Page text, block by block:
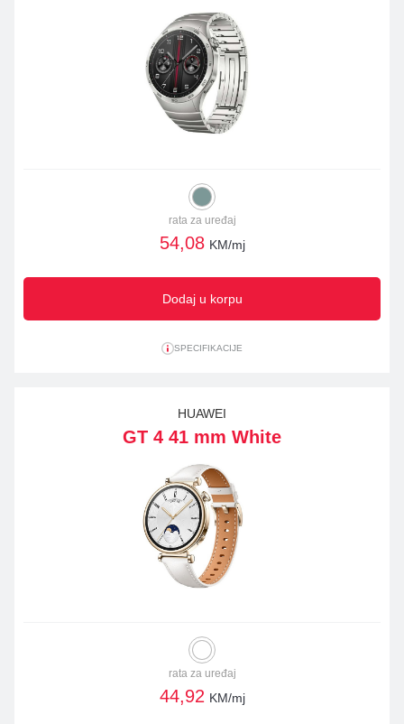
rata za uređaj
54,08 KM/mj
Dodaj u korpu
SPECIFIKACIJE
HUAWEI
GT 4 41 mm White
rata za uređaj
44,92 KM/mj